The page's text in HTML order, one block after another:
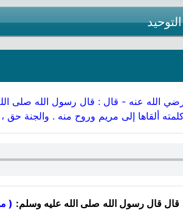
عنه - قال : قال رسول الله صلى الله
ألقاها إلى مريم وروح منه . والجنة حق
قال رسول الله صلى الله عليه وسلم: (